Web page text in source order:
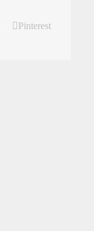
Pinterest